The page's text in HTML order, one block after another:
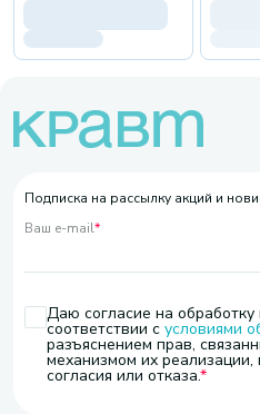
Подписка на рассылку акций и
Ваш e-mail*
Даю согласие на
соответствии с условиями
разъяснением прав,
механизмом их реализации,
согласия или отказа.